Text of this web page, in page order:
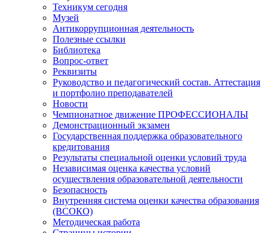
Техникум сегодня
Музей
Антикоррупционная деятельность
Полезные ссылки
Библиотека
Вопрос-ответ
Реквизиты
Руководство и педагогический состав. Аттестация
и портфолио преподавателей
Новости
Чемпионатное движение ПРОФЕССИОНАЛЫ
Демонстрационный экзамен
Государственная поддержка образовательного
кредитования
Результаты специальной оценки условий труда
Независимая оценка качества условий
осуществления образовательной деятельности
Безопасность
Внутренняя система оценки качества образования
(ВСОКО)
Методическая работа